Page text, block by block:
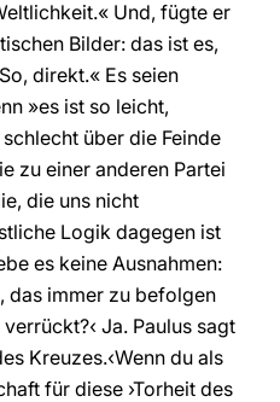
Und, fügte er
Bilder: das ist es,
direkt.« Es seien
»es ist so leicht,
über die Feinde
zu einer anderen Partei
die uns nicht
Logik dagegen ist
es keine Ausnahmen:
das immer zu befolgen
Ja. Paulus sagt
Kreuzes.‹Wenn du als
für diese ›Torheit des